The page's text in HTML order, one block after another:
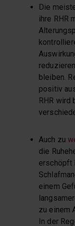
Die
ihre RHR
bleiben.
positiv
RHR wird
Auch zu
die
erschöpft
einem
zu einem
In der